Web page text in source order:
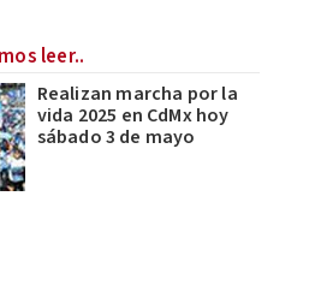
leer..
Realizan marcha por la
vida 2025 en CdMx hoy
sábado 3 de mayo